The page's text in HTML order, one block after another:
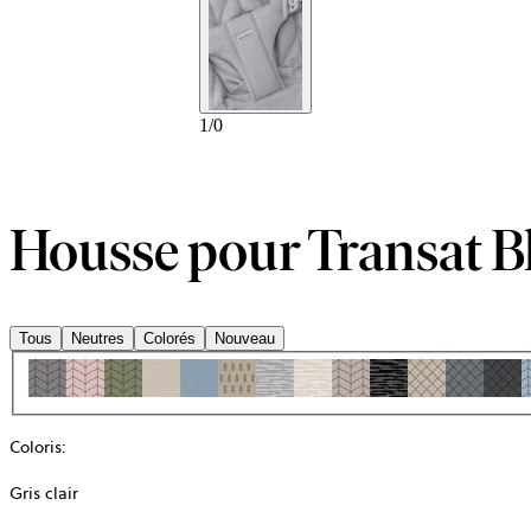
1/0
Housse pour Transat
Tous Neutres Colorés Nouveau
Coloris:
Gris clair